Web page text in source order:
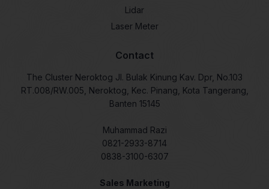
Lidar
Laser Meter
Contact
The Cluster Neroktog Jl. Bulak Kinung Kav. Dpr, No.103
RT.008/RW.005, Neroktog, Kec. Pinang, Kota Tangerang,
Banten 15145
Muhammad Razi
0821-2933-8714
0838-3100-6307
Sales Marketing